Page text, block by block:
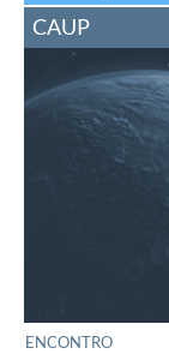
CAUP
ENCONTRO